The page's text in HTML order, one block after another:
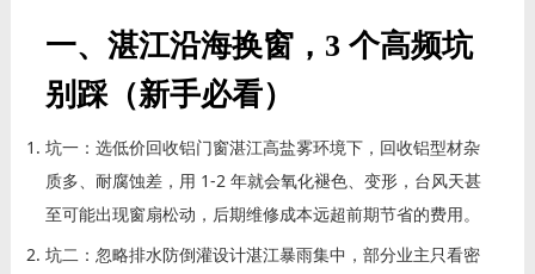
一、湛江沿海换窗，3 个高频坑
别踩（新手必看）
坑一：选低价回收铝门窗湛江高盐雾环境下，回收铝型材杂
质多、耐腐蚀差，用 1-2 年就会氧化褪色、变形，台风天甚
至可能出现窗扇松动，后期维修成本远超前期节省的费用。
坑二：忽略排水防倒灌设计湛江暴雨集中，部分业主只看密